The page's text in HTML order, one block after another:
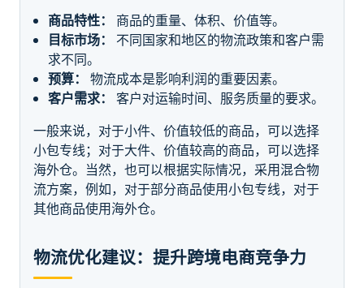
商品特性：
商品的重量、体积、价值等。
目标市场：
不同国家和地区的物流政策和客户需
求不同。
预算：
物流成本是影响利润的重要因素。
客户需求：
客户对运输时间、服务质量的要求。
一般来说，对于小件、价值较低的商品，可以选择
小包专线；对于大件、价值较高的商品，可以选择
海外仓。当然，也可以根据实际情况，采用混合物
流方案，例如，对于部分商品使用小包专线，对于
其他商品使用海外仓。
物流优化建议：提升跨境电商竞争力